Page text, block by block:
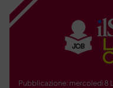
Pubblicazione: mercoledì 8